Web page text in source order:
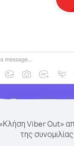
Viber Out»
της συνομιλίας